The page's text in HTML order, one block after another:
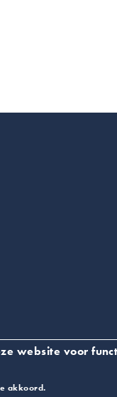
website voor
akkoord.